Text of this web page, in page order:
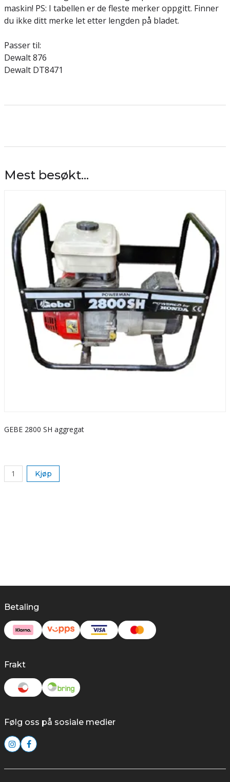
maskin! PS: I tabellen er de fleste merker oppgitt. Finner
du ikke ditt merke let etter lengden på bladet.
Passer til:
Dewalt 876
Dewalt DT8471
Mest besøkt...
GEBE 2800 SH aggregat
Kjøp
Betaling
Frakt
Følg oss på sosiale medier